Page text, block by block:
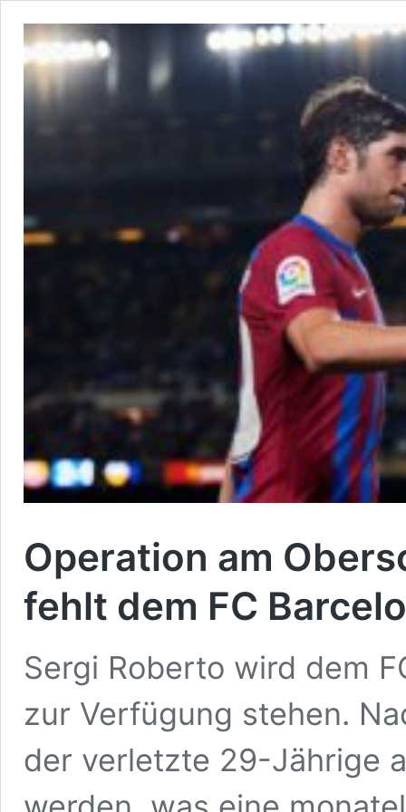
Operation am
fehlt dem FC
Sergi Roberto wird dem
zur Verfügung stehen.
der verletzte 29-Jährige